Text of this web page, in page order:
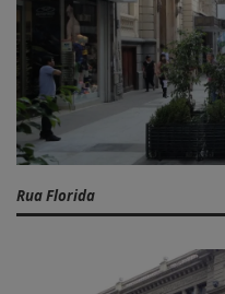
Rua Florida